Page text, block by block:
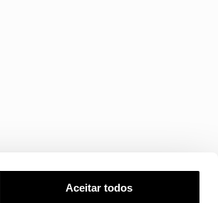
Aceitar todos